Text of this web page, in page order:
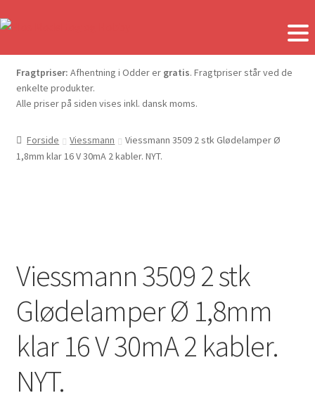
Fragtpriser: Afhentning i Odder er gratis. Fragtpriser står ved de
enkelte produkter.
Alle priser på siden vises inkl. dansk moms.
Forside Viessmann
Viessmann 3509 2 stk Glødelamper Ø
1,8mm klar 16 V 30mA 2 kabler. NYT.
Viessmann 3509 2 stk
Glødelamper Ø 1,8mm
klar 16 V 30mA 2 kabler.
NYT.